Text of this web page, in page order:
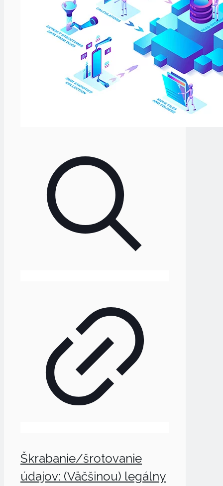
Škrabanie/šrotovanie
údajov: (Väčšinou) legálny